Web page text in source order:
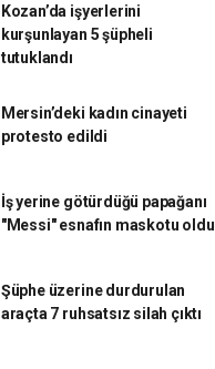
Kozan’da işyerlerini
kurşunlayan 5 şüpheli
tutuklandı
Mersin’deki kadın cinayeti
protesto edildi
İş yerine götürdüğü papağanı
"Messi" esnafın maskotu oldu
Şüphe üzerine durdurulan
araçta 7 ruhsatsız silah çıktı